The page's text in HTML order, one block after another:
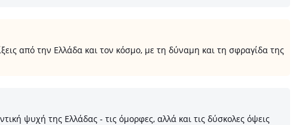
από την Ελλάδα και τον κόσμο, με τη δύναμη και τη σφραγίδα της
ψυχή της Ελλάδας - τις όμορφες, αλλά και τις δύσκολες όψεις